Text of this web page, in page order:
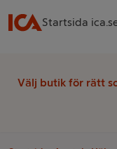
Startsida
Välj butik för rätt